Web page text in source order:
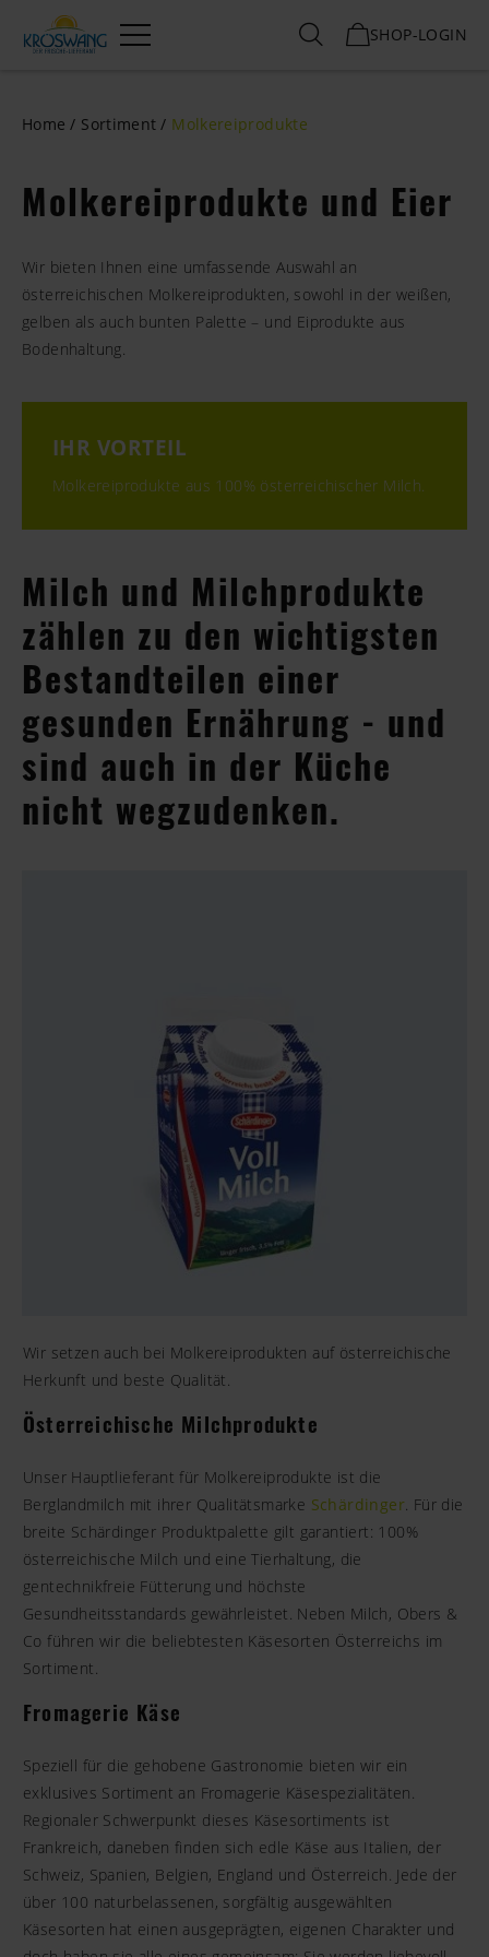
Menü
SHOP-LOGIN
Home Sortiment Molkereiprodukte
Molkereiprodukte und Eier
Wir bieten Ihnen eine umfassende Auswahl an
österreichischen Molkereiprodukten, sowohl in der weißen,
gelben als auch bunten Palette – und Eiprodukte aus
Bodenhaltung.
IHR VORTEIL
Molkereiprodukte aus 100% österreichischer Milch.
Milch und Milchprodukte
zählen zu den wichtigsten
Bestandteilen einer
gesunden Ernährung - und
sind auch in der Küche
nicht wegzudenken.
Wir setzen auch bei Molkereiprodukten auf österreichische
Herkunft und beste Qualität.
Österreichische Milchprodukte
Unser Hauptlieferant für Molkereiprodukte ist die
Berglandmilch mit ihrer Qualitätsmarke Schärdinger. Für die
breite Schärdinger Produktpalette gilt garantiert: 100%
österreichische Milch und eine Tierhaltung, die
gentechnikfreie Fütterung und höchste
Gesundheitsstandards gewährleistet. Neben Milch, Obers &
Co führen wir die beliebtesten Käsesorten Österreichs im
Sortiment.
Fromagerie Käse
Speziell für die gehobene Gastronomie bieten wir ein
exklusives Sortiment an Fromagerie Käsespezialitäten.
Regionaler Schwerpunkt dieses Käsesortiments ist
Frankreich, daneben finden sich edle Käse aus Italien, der
Schweiz, Spanien, Belgien, England und Österreich. Jede der
über 100 naturbelassenen, sorgfältig ausgewählten
Käsesorten hat einen ausgeprägten, eigenen Charakter und